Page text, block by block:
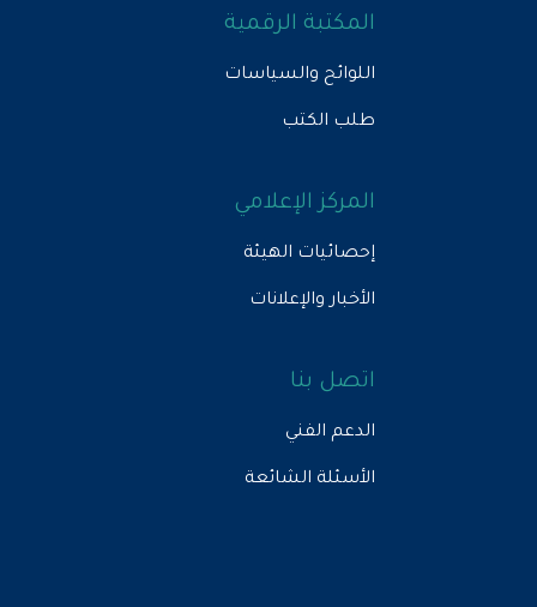
المكتبة الرقمية
اللوائح والسياسات
طلب الكتب
المركز الإعلامي
إحصائيات الهيئة
الأخبار والإعلانات
اتصل بنا
الدعم الفني
الأسئلة الشائعة